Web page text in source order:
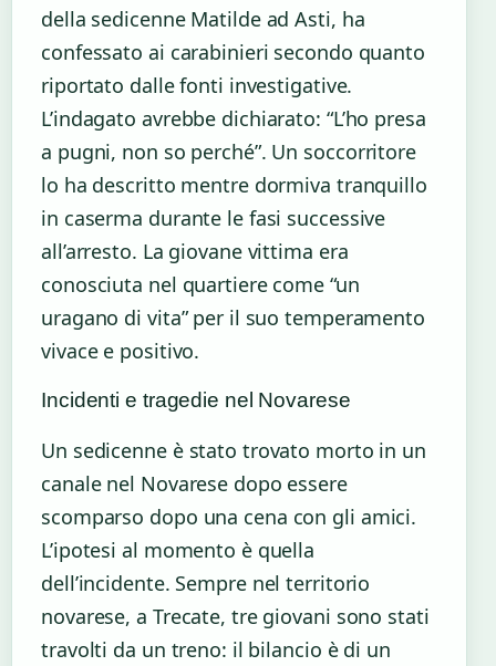
della sedicenne Matilde ad Asti, ha
confessato ai carabinieri secondo quanto
riportato dalle fonti investigative.
L’indagato avrebbe dichiarato: “L’ho presa
a pugni, non so perché”. Un soccorritore
lo ha descritto mentre dormiva tranquillo
in caserma durante le fasi successive
all’arresto. La giovane vittima era
conosciuta nel quartiere come “un
uragano di vita” per il suo temperamento
vivace e positivo.
Incidenti e tragedie nel Novarese
Un sedicenne è stato trovato morto in un
canale nel Novarese dopo essere
scomparso dopo una cena con gli amici.
L’ipotesi al momento è quella
dell’incidente. Sempre nel territorio
novarese, a Trecate, tre giovani sono stati
travolti da un treno: il bilancio è di un